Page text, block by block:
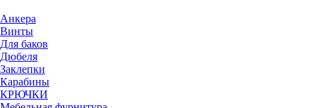
Анкера
Винты
Для баков
Дюбеля
Заклепки
Карабины
КРЮЧКИ